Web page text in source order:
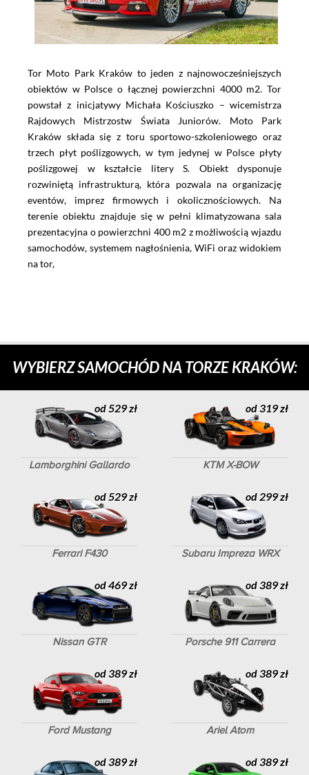
Tor Moto Park Kraków to jeden z najnowocześniejszych
obiektów w Polsce o łącznej powierzchni 4000 m2. Tor
powstał z inicjatywy Michała Kościuszko – wicemistrza
Rajdowych Mistrzostw Świata Juniorów. Moto Park
Kraków składa się z toru sportowo-szkoleniowego oraz
trzech płyt poślizgowych, w tym jedynej w Polsce płyty
poślizgowej w kształcie litery S. Obiekt dysponuje
rozwiniętą infrastrukturą, która pozwala na organizację
eventów, imprez firmowych i okolicznościowych. Na
terenie obiektu znajduje się w pełni klimatyzowana sala
prezentacyjna o powierzchni 400 m2 z możliwością wjazdu
samochodów, systemem nagłośnienia, WiFi oraz widokiem
na tor,
WYBIERZ SAMOCHÓD NA TORZE KRAKÓW:
Lamborghini Gallardo
od 529 zł
KTM X-BOW
od 319 zł
Ferrari F430
od 529 zł
Subaru Impreza WRX
od 299 zł
Nissan GTR
od 469 zł
Porsche 911 Carrera
od 389 zł
Ford Mustang
od 389 zł
Ariel Atom
od 389 zł
od 389 zł od 389 zł